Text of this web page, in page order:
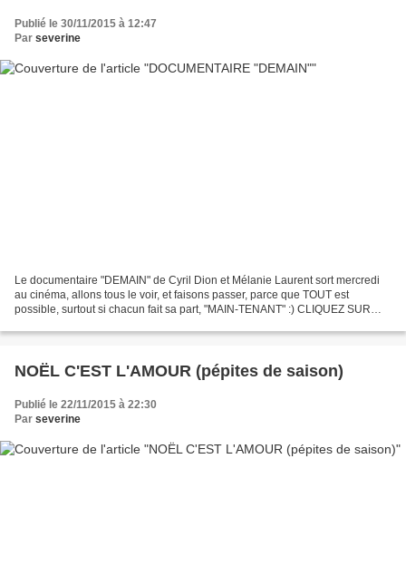
Publié le 30/11/2015 à 12:47
Par severine
Le documentaire "DEMAIN" de Cyril Dion et Mélanie Laurent sort mercredi
au cinéma, allons tous le voir, et faisons passer, parce que TOUT est
possible, surtout si chacun fait sa part, "MAIN-TENANT" :) CLIQUEZ SUR
NOËL C'EST L'AMOUR (pépites de saison)
Publié le 22/11/2015 à 22:30
Par severine